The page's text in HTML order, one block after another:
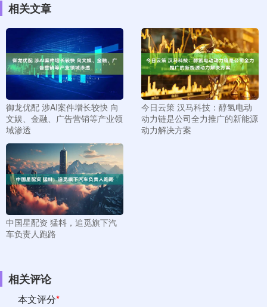
相关文章
御龙优配 涉AI案件增长较快 向
文娱、金融、广告营销等产业领
域渗透
今日云策 汉马科技：醇氢电动
动力链是公司全力推广的新能源
动力解决方案
中国星配资 猛料，追觅旗下汽
车负责人跑路
相关评论
本文评分*